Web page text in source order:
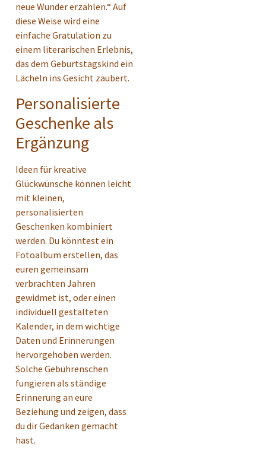
neue Wunder erzählen.“ Auf
diese Weise wird eine
einfache Gratulation zu
einem literarischen Erlebnis,
das dem Geburtstagskind ein
Lächeln ins Gesicht zaubert.
Personalisierte
Geschenke als
Ergänzung
Ideen für kreative
Glückwünsche können leicht
mit kleinen,
personalisierten
Geschenken kombiniert
werden. Du könntest ein
Fotoalbum erstellen, das
euren gemeinsam
verbrachten Jahren
gewidmet ist, oder einen
individuell gestalteten
Kalender, in dem wichtige
Daten und Erinnerungen
hervorgehoben werden.
Solche Gebührenschen
fungieren als ständige
Erinnerung an eure
Beziehung und zeigen, dass
du dir Gedanken gemacht
hast.